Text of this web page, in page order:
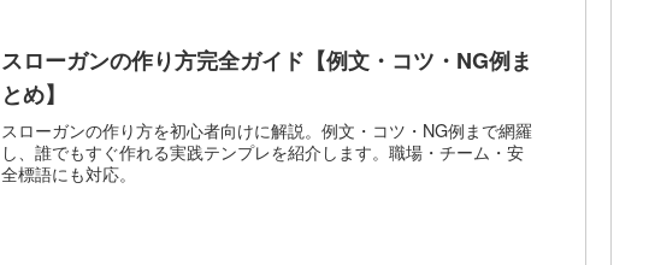
スローガンの作り方完全ガイド【例文・コツ・NG例ま
とめ】
スローガンの作り方を初心者向けに解説。例文・コツ・NG例まで網羅
し、誰でもすぐ作れる実践テンプレを紹介します。職場・チーム・安
全標語にも対応。